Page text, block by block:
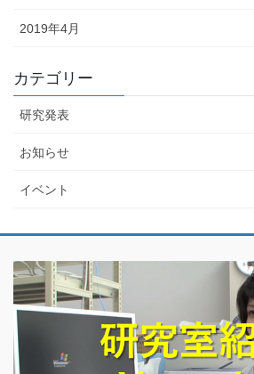
2019年4月
カテゴリー
研究発表
お知らせ
イベント